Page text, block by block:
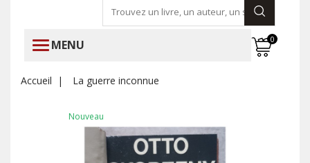
MENU 0
Accueil La guerre inconnue
Nouveau